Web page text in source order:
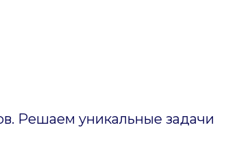
Решаем уникальные задачи